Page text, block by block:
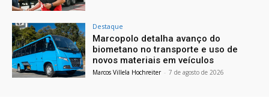
Destaque
Marcopolo detalha avanço do
biometano no transporte e uso de
novos materiais em veículos
Marcos Villela Hochreiter - 7 de agosto de 2026